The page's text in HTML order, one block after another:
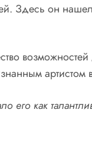
Здесь он
как